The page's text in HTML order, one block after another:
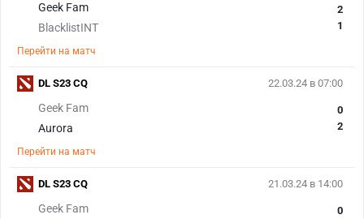
Geek Fam
BlacklistINT
2
1
Перейти на матч
22.03.24 в 07:00
Geek Fam
Aurora
0
2
Перейти на матч
DL S23 CQ
21.03.24 в 14:00
Geek Fam
0
DL S23 CQ